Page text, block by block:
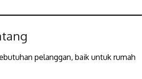
pelanggan, baik untuk rumah